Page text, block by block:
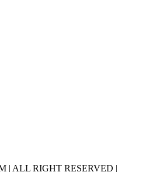
| ALL RIGHT RESERVED |